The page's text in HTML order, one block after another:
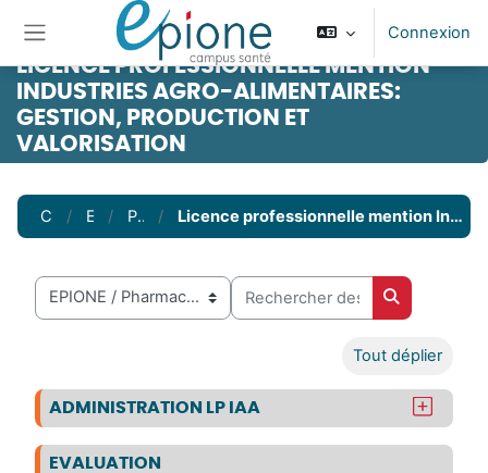
Passer au contenu principal
Panneau latéral
Connexion
LICENCE PROFESSIONNELLE MENTION
INDUSTRIES AGRO-ALIMENTAIRES:
GESTION, PRODUCTION ET
VALORISATION
Pharmacie Licence professionnelle mention Industries Agro-alimentaires: Gestion, production et valorisation
Catégories de cours
Rechercher des cours
Rechercher
Tout déplier
ADMINISTRATION LP IAA
EVALUATION